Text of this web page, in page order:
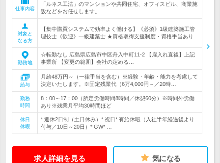
仕事内容
「ルネス工法」のマンションや共同住宅、オフィスビル、商業施
設などをお任せします。
対象と
なる方
【集中購買システムで効率よく働ける】《必須》1級建築施工管
理技士《歓迎》一級建築士 ★資格取得支援制度・資格手当あり
勤務地
☆転勤なし 広島県広島市中区舟入中町11-2 【雇入れ直後】上記
事業所 【変更の範囲】会社の定める…
給与
月給48万円～（一律手当を含む）※経験・年齢・能力を考慮して
決定いたします。※固定残業代（6万4,000円～／20時…
勤務
時間
8：00～17：00（所定労働時間8時間／休憩60分）※時間外労働
あり※残業月平均30時間ほど
休日
休暇
* 週休2日制（土日休み）* 祝日* 有給休暇（入社半年経過後より
付与／10日～20日）* GW* …
求人詳細を見る 気になる